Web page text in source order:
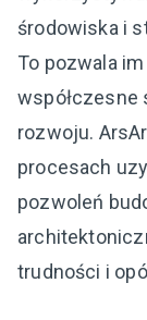
środowiska i
To pozwala
współczesne
rozwoju.
procesach
pozwoleń
trudności i